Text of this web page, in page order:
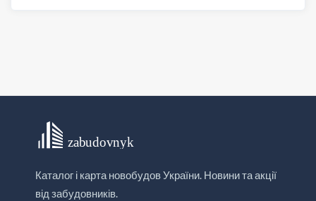
Каталог і карта новобудов України. Новини та акції
від забудовників.